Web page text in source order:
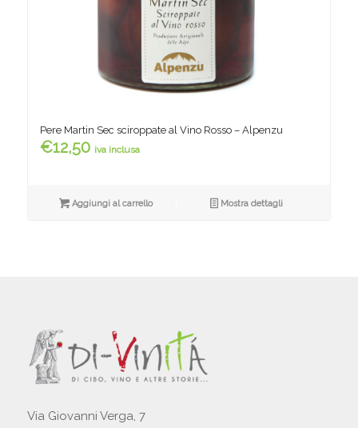
Pere Martin Sec sciroppate al Vino Rosso – Alpenzu
€12,50 iva inclusa
Aggiungi al carrello Mostra dettagli
Via Giovanni Verga, 7